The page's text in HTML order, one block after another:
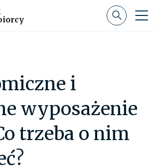
i
wyposażenie
trzeba o nim